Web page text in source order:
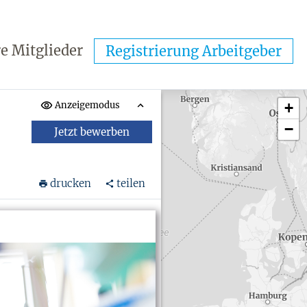
Mitglieder Registrierung Arbeitgeber
Anzeigemodus
Jetzt bewerben
drucken teilen
+
−